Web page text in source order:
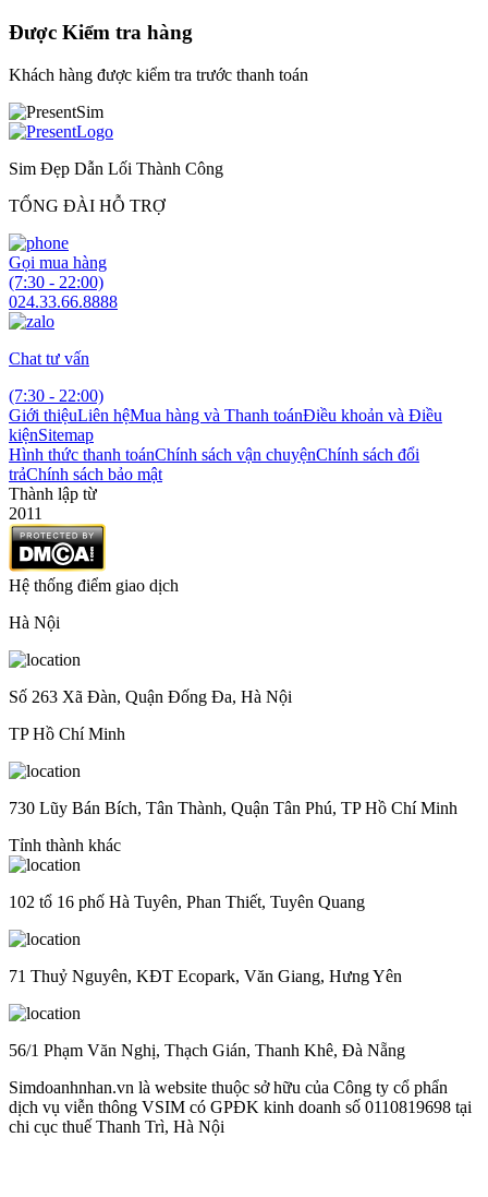
Được Kiểm tra hàng
Khách hàng được kiểm tra trước thanh toán
Sim Đẹp Dẫn Lối Thành Công
TỔNG ĐÀI HỖ TRỢ
Gọi mua hàng
(7:30 - 22:00)
024.33.66.8888
Chat tư vấn
(7:30 - 22:00)
Giới thiệuLiên hệMua hàng và Thanh toánĐiều khoản và Điều
kiệnSitemap
Hình thức thanh toánChính sách vận chuyệnChính sách đổi
trảChính sách bảo mật
Thành lập từ
2011
Hệ thống điểm giao dịch
Hà Nội
Số 263 Xã Đàn, Quận Đống Đa, Hà Nội
TP Hồ Chí Minh
730 Lũy Bán Bích, Tân Thành, Quận Tân Phú, TP Hồ Chí Minh
Tỉnh thành khác
102 tổ 16 phố Hà Tuyên, Phan Thiết, Tuyên Quang
71 Thuỷ Nguyên, KĐT Ecopark, Văn Giang, Hưng Yên
56/1 Phạm Văn Nghị, Thạch Gián, Thanh Khê, Đà Nẵng
Simdoanhnhan.vn là website thuộc sở hữu của Công ty cổ phẩn
dịch vụ viễn thông VSIM có GPĐK kinh doanh số 0110819698 tại
chi cục thuế Thanh Trì, Hà Nội